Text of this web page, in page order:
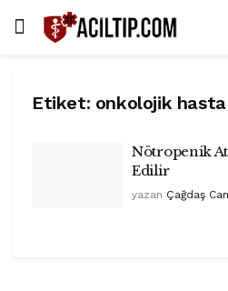
Etiket: onkolojik hasta
Nötropenik
Edilir
yazan Çağdaş Can